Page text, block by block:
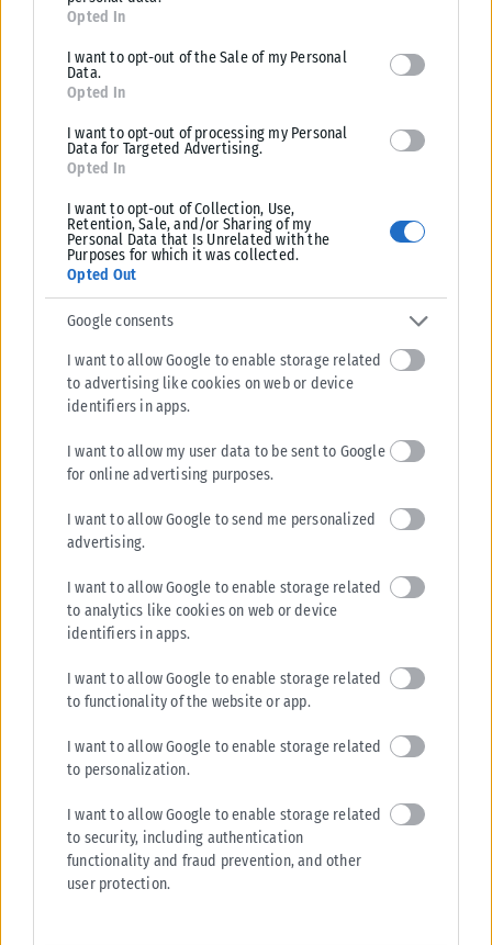
for below specified purposes in below Google consent section.
Opted In
I want to opt-out of the Sale of my Personal
Data.
Opted In
I want to opt-out of processing my Personal
Data for Targeted Advertising.
Opted In
I want to opt-out of Collection, Use,
Retention, Sale, and/or Sharing of my
Personal Data that Is Unrelated with the
Purposes for which it was collected.
Opted Out
Google consents
I want to allow Google to enable storage related
to advertising like cookies on web or device
identifiers in apps.
I want to allow my user data to be sent to Google
for online advertising purposes.
I want to allow Google to send me personalized
advertising.
I want to allow Google to enable storage related
to analytics like cookies on web or device
identifiers in apps.
I want to allow Google to enable storage related
to functionality of the website or app.
I want to allow Google to enable storage related
to personalization.
I want to allow Google to enable storage related
to security, including authentication
functionality and fraud prevention, and other
user protection.
ΔΙΕΘΝΉ
Στενά του Ορμούζ: Το Ιράν σκληραίνει τη στάση του – Ζητά
αποζημιώσεις, άρση κυρώσεων και αποχώρηση των ΗΠΑ
Νέα εμπλοκή προκαλεί στις προσπάθειες για την επαναλειτουργία των
ΑΝΑΡΤΉΘΗΚΕ ΑΠΌΔΉΜΗΤΡΑ ΚΑΤΡΑΜΆΔΟΥ 08/08/2026